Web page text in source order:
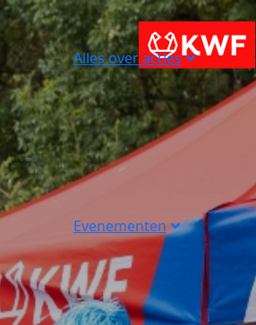
Alles over acties
Evenementen